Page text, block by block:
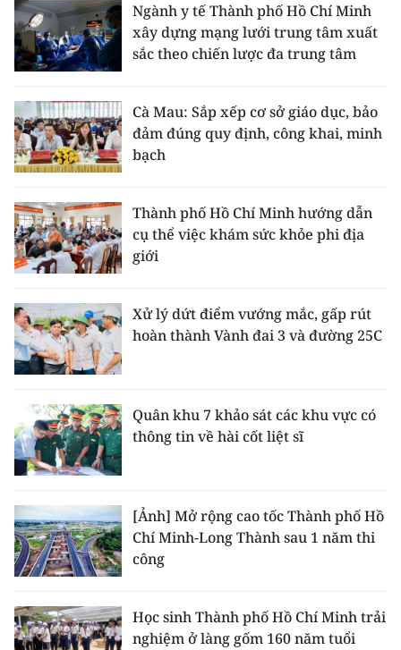
Ngành y tế Thành phố Hồ Chí Minh
xây dựng mạng lưới trung tâm xuất
sắc theo chiến lược đa trung tâm
Cà Mau: Sắp xếp cơ sở giáo dục, bảo
đảm đúng quy định, công khai, minh
bạch
Thành phố Hồ Chí Minh hướng dẫn
cụ thể việc khám sức khỏe phi địa
giới
Xử lý dứt điểm vướng mắc, gấp rút
hoàn thành Vành đai 3 và đường 25C
Quân khu 7 khảo sát các khu vực có
thông tin về hài cốt liệt sĩ
[Ảnh] Mở rộng cao tốc Thành phố Hồ
Chí Minh-Long Thành sau 1 năm thi
công
Học sinh Thành phố Hồ Chí Minh trải
nghiệm ở làng gốm 160 năm tuổi